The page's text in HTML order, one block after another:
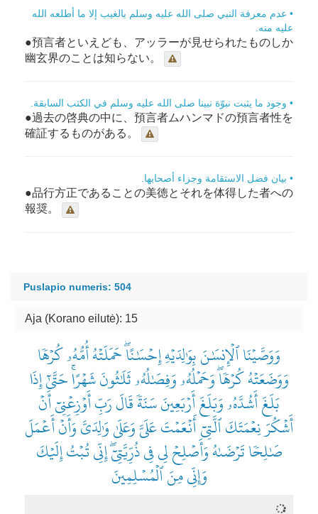
• عدم معرفة النبي صلى الله عليه وسلم بالغيب إلا ما أطلعه الله
عليه منه.
●預言者といえども、アッラーが見せられたものしか
幽玄界のことは知らない。
• وجود ما يثبت نبوّة نبينا صلى الله عليه وسلم في الكتب السابقة.
●過去の啓典の中に、預言者ムハンマドの預言者性を
確証するものがある。
• بيان فضل الاستقامة وجزاء أصحابها.
●品行方正であることの美徳とそれを体得した者への
報奨。
Puslapio numeris: 504
Aja (Korano eilutė): 15
وَوَصَّيۡنَا ٱلۡإِنسَٰنَ بِوَٰلِدَيۡهِ إِحۡسَٰنًاۖ حَمَلَتۡهُ أُمُّهُۥ كُرۡهٗا
وَوَضَعَتۡهُ كُرۡهٗاۖ وَحَمۡلُهُۥ وَفِصَٰلُهُۥ ثَلَٰثُونَ شَهۡرًاۚ حَتَّىٰٓ إِذَا
بَلَغَ أَشُدَّهُۥ وَبَلَغَ أَرۡبَعِينَ سَنَةٗ قَالَ رَبِّ أَوۡزِعۡنِيٓ أَنۡ
أَشۡكُرَ نِعۡمَتَكَ ٱلَّتِيٓ أَنۡعَمۡتَ عَلَيَّ وَعَلَىٰ وَٰلِدَيَّ وَأَنۡ أَعۡمَلَ
صَٰلِحٗا تَرۡضَىٰهُ وَأَصۡلِحۡ لِي فِي ذُرِّيَّتِيٓۖ إِنِّي تُبۡتُ إِلَيۡكَ
وَإِنِّي مِنَ ٱلۡمُسۡلِمِينَ